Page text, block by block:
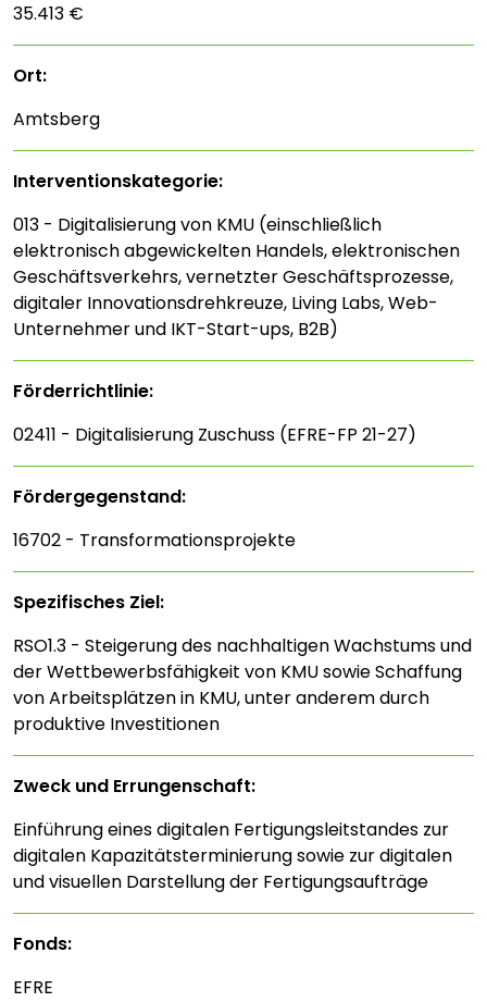
35.413 €
Ort:
Amtsberg
Interventions­kategorie:
013 - Digitalisierung von KMU (einschließlich
elektronisch abgewickelten Handels, elektronischen
Geschäftsverkehrs, vernetzter Geschäftsprozesse,
digitaler Innovationsdrehkreuze, Living Labs, Web-
Unternehmer und IKT-Start-ups, B2B)
Förderrichtlinie:
02411 - Digitalisierung Zuschuss (EFRE-FP 21-27)
Fördergegenstand:
16702 - Transformationsprojekte
Spezifisches Ziel:
RSO1.3 - Steigerung des nachhaltigen Wachstums und
der Wettbewerbsfähigkeit von KMU sowie Schaffung
von Arbeitsplätzen in KMU, unter anderem durch
produktive Investitionen
Zweck und Errungenschaft:
Einführung eines digitalen Fertigungsleitstandes zur
digitalen Kapazitätsterminierung sowie zur digitalen
und visuellen Darstellung der Fertigungsaufträge
Fonds:
EFRE